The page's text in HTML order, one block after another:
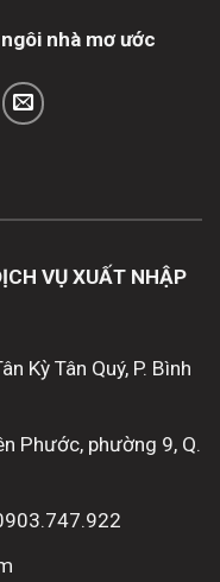
nhà mơ ước
VỤ XUẤT NHẬP
Kỳ Tân Quý, P. Bình
Phước, phường 9, Q.